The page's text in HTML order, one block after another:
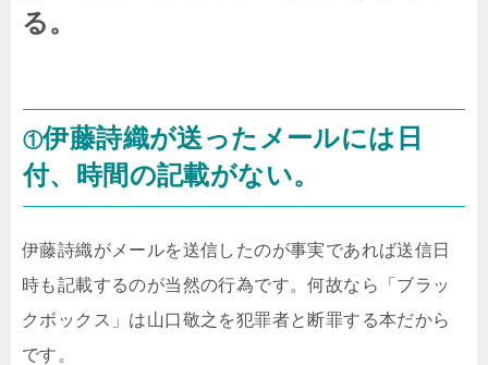
る。
①伊藤詩織が送ったメールには日
付、時間の記載がない。
伊藤詩織がメールを送信したのが事実であれば送信日
時も記載するのが当然の行為です。何故なら「ブラッ
クボックス」は山口敬之を犯罪者と断罪する本だから
です。